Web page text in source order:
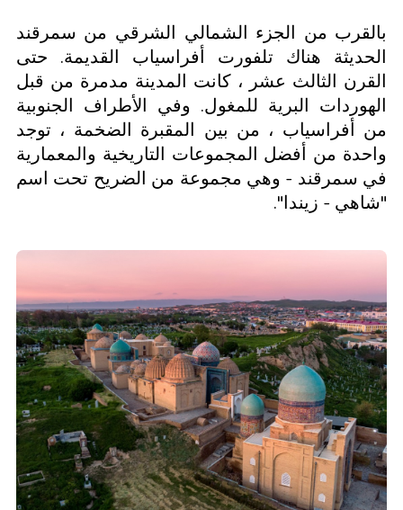
بالقرب من الجزء الشمالي الشرقي من سمرقند
الحديثة هناك تلفورت أفراسياب القديمة. حتى
القرن الثالث عشر ، كانت المدينة مدمرة من قبل
الهوردات البرية للمغول. وفي الأطراف الجنوبية
من أفراسياب ، من بين المقبرة الضخمة ، توجد
واحدة من أفضل المجموعات التاريخية والمعمارية
في سمرقند - وهي مجموعة من الضريح تحت اسم
"شاهي - زيندا".